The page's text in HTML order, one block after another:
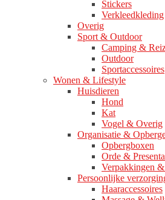
Stickers
Verkleedkleding
Overig
Sport & Outdoor
Camping &
Outdoor
Sportaccessoires
Wonen & Lifestyle
Huisdieren
Hond
Kat
Vogel & Overig
Organisatie &
Opbergboxen
Orde &
Verpakkingen
Persoonlijke
Haaraccessoires